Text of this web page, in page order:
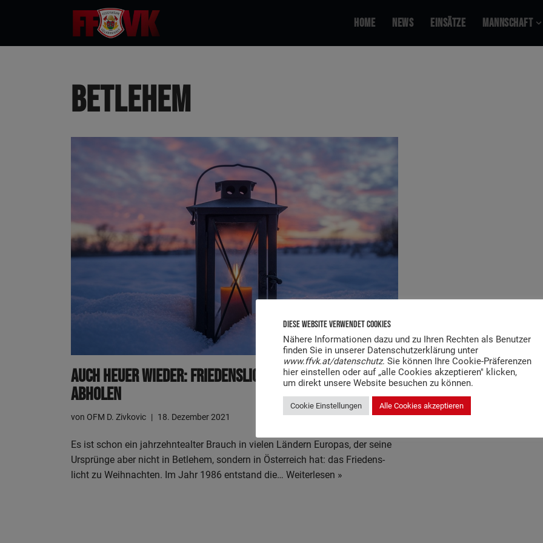
Inhalt
Home News Ein­sät­ze Mann­schaft
Betlehem
Auch Heu­er Wie­der: Frie­dens­licht Im Rüst­haus
Abholen
von OFM D. Zivkovic 18. Dezember 2021
Es ist schon ein jahr­zehn­te­al­ter Brauch in vie­len Län­dern Euro­pas, der sei­ne
Ursprün­ge aber nicht in Bet­le­hem, son­dern in Öster­reich hat: das Frie­dens­
licht zu Weih­nach­ten. Im Jahr 1986 ent­stand die… Wei­ter­le­sen »
Diese Website Verwendet Cookies
Nähere Informationen dazu und zu Ihren Rechten als Benutzer
finden Sie in unserer Datenschutzerklärung unter
www.ffvk.at/datenschutz. Sie können Ihre Cookie-Präferenzen
hier einstellen oder auf „alle Cookies akzeptieren" klicken,
um direkt unsere Website besuchen zu können.
Cookie Einstellungen Alle Cookies akzeptieren